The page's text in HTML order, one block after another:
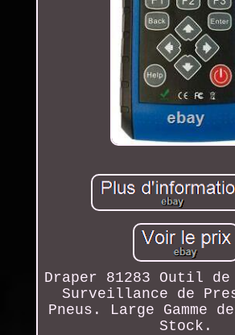
Draper 81283 Outil
Surveillance de
Pneus. Large Gamme
Stock.